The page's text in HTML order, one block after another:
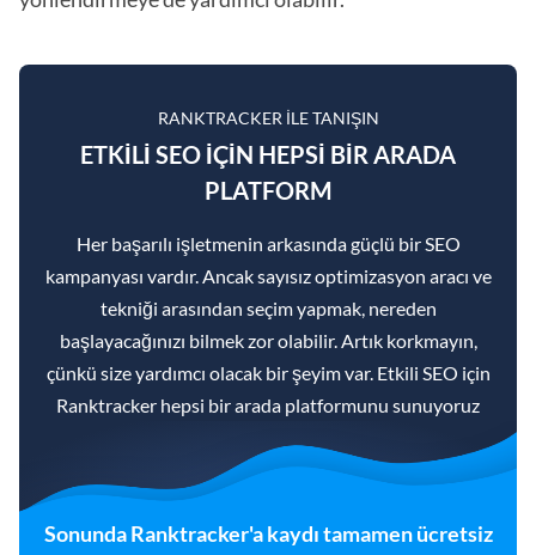
RANKTRACKER ILE TANIŞIN
ETKILI SEO IÇIN HEPSI BIR ARADA
PLATFORM
Her başarılı işletmenin arkasında güçlü bir SEO
kampanyası vardır. Ancak sayısız optimizasyon aracı ve
tekniği arasından seçim yapmak, nereden
başlayacağınızı bilmek zor olabilir. Artık korkmayın,
çünkü size yardımcı olacak bir şeyim var. Etkili SEO için
Ranktracker hepsi bir arada platformunu sunuyoruz
Sonunda Ranktracker'a kaydı tamamen ücretsiz